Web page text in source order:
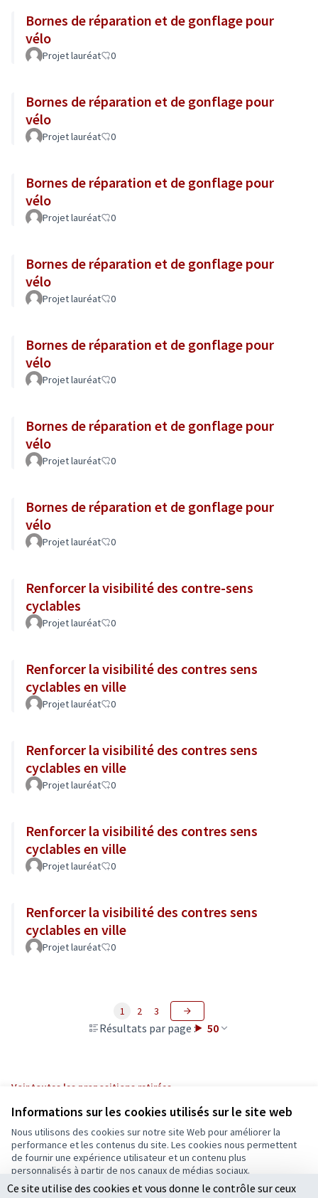
Informations sur les cookies utilisés sur le site web
Nous utilisons des cookies sur notre site Web pour améliorer la
performance et les contenus du site. Les cookies nous permettent
de fournir une expérience utilisateur et un contenu plus
personnalisés à partir de nos canaux de médias sociaux.
Tout accepter
Bornes de réparation et de gonflage pour
vélo
Projet lauréat 0
Bornes de réparation et de gonflage pour
vélo
Projet lauréat 0
Bornes de réparation et de gonflage pour
vélo
Projet lauréat 0
Bornes de réparation et de gonflage pour
vélo
Projet lauréat 0
Bornes de réparation et de gonflage pour
vélo
Projet lauréat 0
Bornes de réparation et de gonflage pour
vélo
Projet lauréat 0
Bornes de réparation et de gonflage pour
vélo
Projet lauréat 0
Renforcer la visibilité des contre-sens
cyclables
Projet lauréat 0
Renforcer la visibilité des contres sens
cyclables en ville
Projet lauréat 0
Renforcer la visibilité des contres sens
cyclables en ville
Projet lauréat 0
Renforcer la visibilité des contres sens
cyclables en ville
Projet lauréat 0
Renforcer la visibilité des contres sens
cyclables en ville
Projet lauréat 0
Résultats par page : 50
1 2 3
Voir toutes les propositions retirées
Conditions d'utilisation
Paramètres des cookies
Ecrivons Angers sur X
(Lien externe)
Ecrivons Angers sur Facebook
(Lien externe)
Ce site utilise des cookies et vous donne le contrôle sur ceux